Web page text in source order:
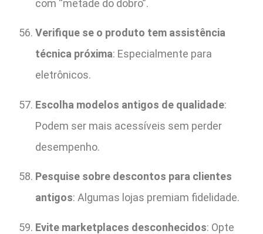
com “metade do dobro”.
Verifique se o produto tem assistência
técnica próxima: Especialmente para
eletrônicos.
Escolha modelos antigos de qualidade:
Podem ser mais acessíveis sem perder
desempenho.
Pesquise sobre descontos para clientes
antigos: Algumas lojas premiam fidelidade.
Evite marketplaces desconhecidos: Opte